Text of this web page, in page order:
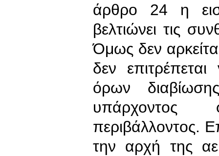
άρθρο 24 η
βελτιώνει τις
Όμως δεν
δεν
όρων
υπάρχοντος
περιβάλλοντος.
την αρχή της